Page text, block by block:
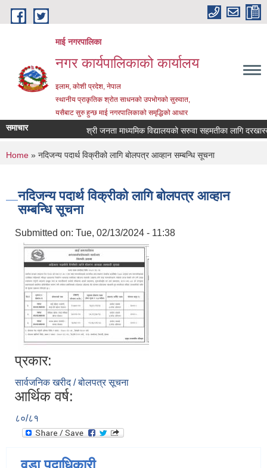
Skip to main content
माई नगरपालिका
नगर कार्यपालिकाको कार्यालय
इलाम, कोशी प्रदेश, नेपाल
स्थानीय प्राकृतिक श्रोत साधनको उपभोगको सुरुवात,
यसैबाट सुरु हुन्छ माई नगरपालिकाको समृद्धिको आधार
समाचार श्री जनता माध्यमिक विद्यालयको सरुवा सहमतीका लागि दरखास्त
You are here
Home » नदिजन्य पदार्थ विक्रीको लागि बोलपत्र आव्हान सम्बन्धि सूचना
नदिजन्य पदार्थ विक्रीको लागि बोलपत्र आव्हान
सम्बन्धि सूचना
Submitted on: Tue, 02/13/2024 - 11:38
प्रकार:
सार्वजनिक खरीद / बोलपत्र सूचना
आर्थिक वर्ष:
८०/८१